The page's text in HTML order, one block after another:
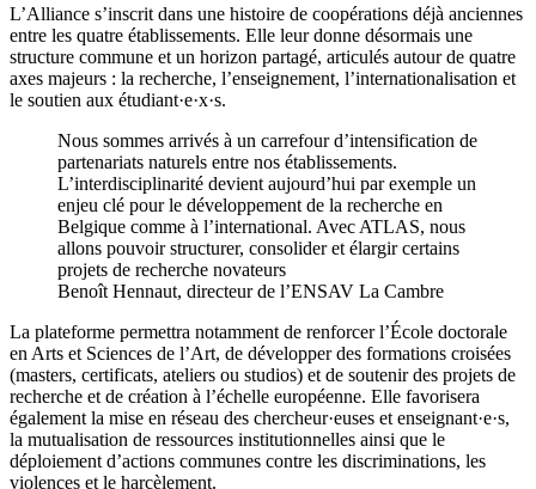
L’Alliance s’inscrit dans une histoire de coopérations déjà anciennes
entre les quatre établissements. Elle leur donne désormais une
structure commune et un horizon partagé, articulés autour de quatre
axes majeurs : la recherche, l’enseignement, l’internationalisation et
le soutien aux étudiant·e·x·s.
Nous sommes arrivés à un carrefour d’intensification de
partenariats naturels entre nos établissements.
L’interdisciplinarité devient aujourd’hui par exemple un
enjeu clé pour le développement de la recherche en
Belgique comme à l’international. Avec ATLAS, nous
allons pouvoir structurer, consolider et élargir certains
projets de recherche novateurs
Benoît Hennaut, directeur de l’ENSAV La Cambre
La plateforme permettra notamment de renforcer l’École doctorale
en Arts et Sciences de l’Art, de développer des formations croisées
(masters, certificats, ateliers ou studios) et de soutenir des projets de
recherche et de création à l’échelle européenne. Elle favorisera
également la mise en réseau des chercheur·euses et enseignant·e·s,
la mutualisation de ressources institutionnelles ainsi que le
déploiement d’actions communes contre les discriminations, les
violences et le harcèlement.